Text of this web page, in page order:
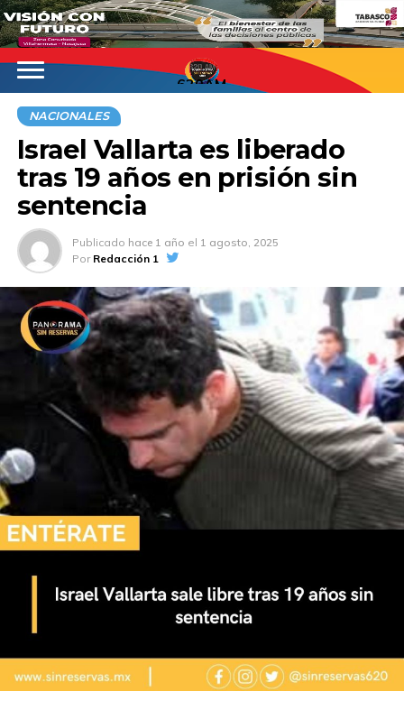
620AM
NACIONALES
Israel Vallarta es liberado
tras 19 años en prisión sin
sentencia
Publicado hace 1 año el 1 agosto, 2025
Por Redacción 1